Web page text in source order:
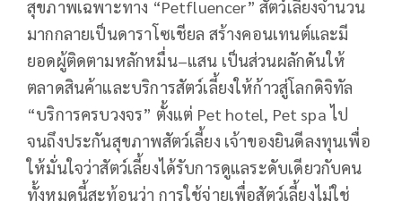
สุขภาพเฉพาะทาง “Petfluencer” สัตว์เลี้ยงจำนวน
มากกลายเป็นดาราโซเชียล สร้างคอนเทนต์และมี
ยอดผู้ติดตามหลักหมื่น–แสน เป็นส่วนผลักดันให้
ตลาดสินค้าและบริการสัตว์เลี้ยงให้ก้าวสู่โลกดิจิทัล
“บริการครบวงจร” ตั้งแต่ Pet hotel, Pet spa ไป
จนถึงประกันสุขภาพสัตว์เลี้ยง เจ้าของยินดีลงทุนเพื่อ
ให้มั่นใจว่าสัตว์เลี้ยงได้รับการดูแลระดับเดียวกับคน
ทั้งหมดนี้สะท้อนว่า การใช้จ่ายเพื่อสัตว์เลี้ยงไม่ใช่